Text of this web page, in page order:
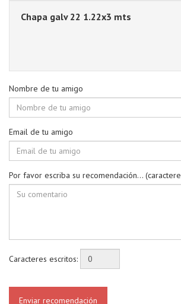
Chapa galv 22 1.22x3 mts
Nombre de tu amigo
Email de tu amigo
Por favor escriba su recomendación...
Caracteres escritos:
Enviar recomendación